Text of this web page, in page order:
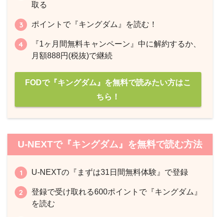
取る
ポイントで『キングダム』を読む！
『1ヶ月間無料キャンペーン』中に解約するか、
月額888円(税抜)で継続
FODで『キングダム』を無料で読みたい方はこ
ちら！
U-NEXTで『キングダム』を無料で読む方法
U-NEXTの『まずは31日間無料体験』で登録
登録で受け取れる600ポイントで『キングダム』
を読む